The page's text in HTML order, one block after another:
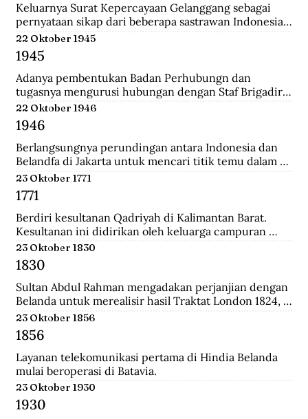
Keluarnya Surat Kepercayaan Gelanggang sebagai
pernyataan sikap dari beberapa sastrawan Indonesia
yang menginginkan untuk menjaga kebudayaan
Indonesia diantaranya Asrul Sani dan Rivai Apin.
Sehingga revolusi harus mempunyai nilai baru yang
bisa menjadi kebudayaan rayat dengan sifatnya
sendiri.
22 Oktober 1945
1945
Adanya pembentukan Badan Perhubungn dan
tugasnya mengurusi hubungan dengan Staf Brigadir
Jenderal N Mac Donalnd, Komandan Brigade Infanteri
India ke 37 yang menjadi penguasa tertinggi di
Bandung. Melalui badan ini, Inggris meminta
Indonesia sepakat mengumpulkan seluruh
persenjataan untuk diserahakan kepadanya namun
ditolak dengan semangat revolusi.
22 Oktober 1946
1946
Berlangsungnya perundingan antara Indonesia dan
Belandfa di Jakarta untuk mencari titik temu dalam
penyelesaian masalah kedua negara. Namun gagal dan
dilanjutkan pada perundingan Linggarjati di Cirebon.
23 Oktober 1771
1771
Berdiri kesultanan Qadriyah di Kalimantan Barat.
Kesultanan ini didirikan oleh keluarga campuran
antara Arab, Melayu, Bugis dan Dayak. Kehidupan
pemerintahan kesultanan ini hanya berlangsung
relatif singkat, 179 tahun, dan hanya diperintah oleh 8
generasi sultan dan dinasti Al-Qadrie, sejak
kelahirannya 1771 sampai dengan Proklamasi
Kemerdekaan RI 1945. Pendiri kesultanan ini adalah
Syarif Abdurrahman Al-Qadrie, putera Sayyed
Hussein Al-Qadrie, atau Habib Hussein Al-Qadrie.
23 Oktober 1830
1830
Sultan Abdul Rahman mengadakan perjanjian dengan
Belanda untuk merealisir hasil Traktat London 1824,
isinya merupakan pengakuan Sultan bahwa
pemegang kekuasaan tertinggi adalah Pemerintahan
Hindia Belanda.
23 Oktober 1856
1856
Layanan telekomunikasi pertama di Hindia Belanda
mulai beroperasi di Batavia.
23 Oktober 1930
1930